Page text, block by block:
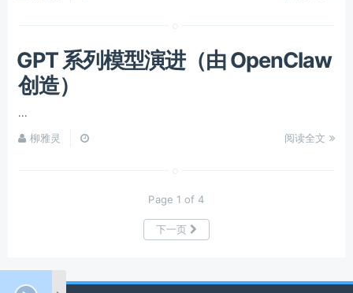
GPT 系列模型演进（由 OpenClaw
创造）
...
柳雅灵
阅读全文
Page 1 of 4
下一页